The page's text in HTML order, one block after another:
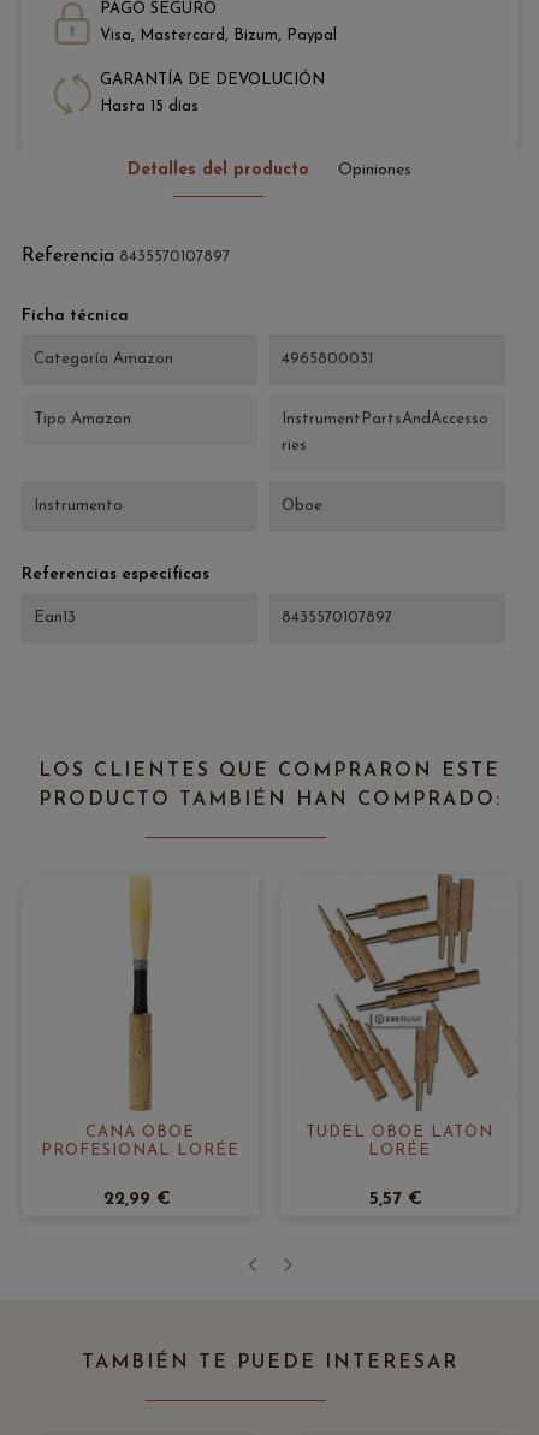
PAGO SEGURO
Visa, Mastercard, Bizum, Paypal
GARANTÍA DE DEVOLUCIÓN
Hasta 15 días
Detalles del producto Opiniones
Referencia 8435570107897
Ficha técnica
Categoría Amazon 4965800031
Tipo Amazon
InstrumentPartsAndAccesso
ries
Instrumento Oboe
Referencias específicas
Ean13 8435570107897
LOS CLIENTES QUE COMPRARON ESTE
PRODUCTO TAMBIÉN HAN COMPRADO:
CAÑA OBOE
PROFESIONAL LORÉE
22,99 €
TUDEL OBOE LATÓN
LORÉE
5,57 €
TAMBIÉN TE PUEDE INTERESAR